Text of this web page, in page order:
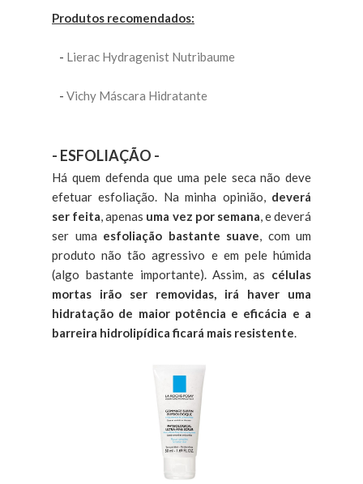
Produtos recomendados:
- Lierac Hydragenist Nutribaume
- Vichy Máscara Hidratante
- ESFOLIAÇÃO -
Há quem defenda que uma pele seca não deve
efetuar esfoliação. Na minha opinião, deverá
ser feita, apenas uma vez por semana, e deverá
ser uma esfoliação bastante suave, com um
produto não tão agressivo e em pele húmida
(algo bastante importante). Assim, as células
mortas irão ser removidas, irá haver uma
hidratação de maior potência e eficácia e a
barreira hidrolipídica ficará mais resistente.